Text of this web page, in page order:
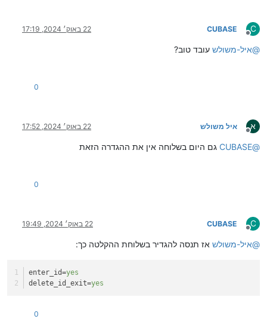
C
מנותק
CUBASE 22 באוק׳ 2024, 17:19
@איל-משולש עובד טוב?
0
א
מנותק
איל משולש 22 באוק׳ 2024, 17:52
@
CUBASE גם היום בשלוחה אין את ההגדרה הזאת
0
C
מנותק
CUBASE 22 באוק׳ 2024, 19:49
@איל-משולש אז תנסה להגדיר בשלוחת ההקלטה כך:
enter_id=yes
delete_id_exit=yes
0